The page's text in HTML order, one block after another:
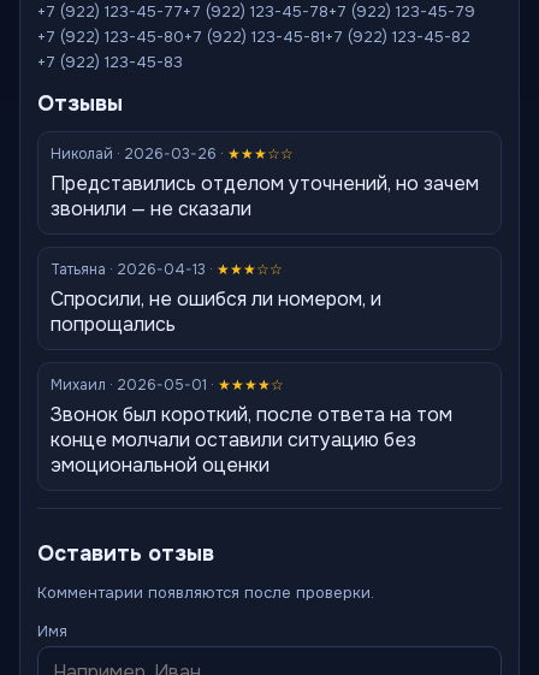
+7 (922) 123-45-77+7 (922) 123-45-78+7 (922) 123-45-79
+7 (922) 123-45-80+7 (922) 123-45-81+7 (922) 123-45-82
+7 (922) 123-45-83
Отзывы
Николай · 2026-03-26 · ★★★☆☆
Представились отделом уточнений, но зачем
звонили — не сказали
Татьяна · 2026-04-13 · ★★★☆☆
Спросили, не ошибся ли номером, и
попрощались
Михаил · 2026-05-01 · ★★★★☆
Звонок был короткий, после ответа на том
конце молчали оставили ситуацию без
эмоциональной оценки
Оставить отзыв
Комментарии появляются после проверки.
Имя